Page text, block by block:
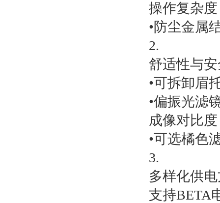
操作复杂度
•防尘金属
2.
舒适性与
•可拆卸眉
•偏振光滤
成像对比度
•可选橘色
3.
多样化供
支持BETA